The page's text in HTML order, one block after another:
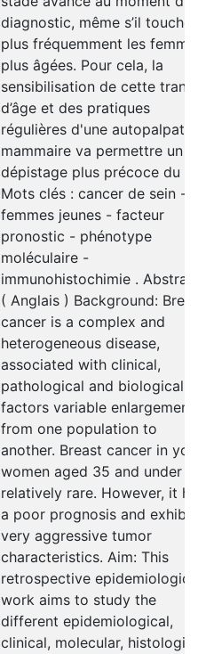
diagnostic, même s’il touche
plus fréquemment les
plus âgées. Pour cela, la
sensibilisation de cette
d’âge et des pratiques
régulières d'une
mammaire va permettre un
dépistage plus précoce du
Mots clés : cancer de sein -
femmes jeunes - facteur
pronostic - phénotype
moléculaire -
immunohistochimie .
( Anglais ) Background:
cancer is a complex and
heterogeneous disease,
associated with clinical,
pathological and biological
factors variable
from one population to
another. Breast cancer in
women aged 35 and under
relatively rare. However, it
a poor prognosis and
very aggressive tumor
characteristics. Aim: This
retrospective
work aims to study the
different epidemiological,
clinical, molecular,